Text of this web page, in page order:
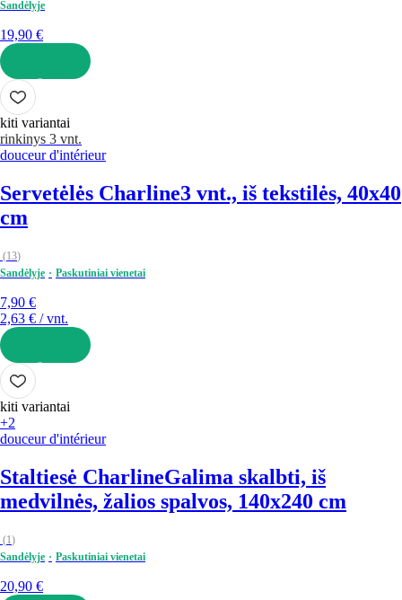
Sandėlyje
19,90 €
Į KREPŠELĮ
kiti variantai
rinkinys 3 vnt.
douceur d'intérieur
Servetėlės Charline3 vnt., iš tekstilės, 40x40
cm
(13)
Sandėlyje
Paskutiniai vienetai
7,90 €
2,63 € / vnt.
Į KREPŠELĮ
kiti variantai
+2
douceur d'intérieur
Staltiesė CharlineGalima skalbti, iš
medvilnės, žalios spalvos, 140x240 cm
(1)
Sandėlyje
Paskutiniai vienetai
20,90 €